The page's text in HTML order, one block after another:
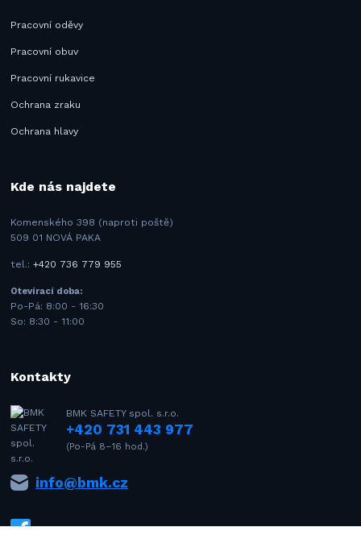
Pracovní oděvy
Pracovní obuv
Pracovní rukavice
Ochrana zraku
Ochrana hlavy
Kde nás najdete
Komenského 398 (naproti poště)
509 01 NOVÁ PAKA
tel.:+420 736 779 955
Otevírací doba:
Po-Pá: 8:00 - 16:30
So: 8:30 - 11:00
Kontakty
BMK SAFETY spol. s.r.o.
+420 731 443 977
(Po-Pá 8–16 hod.)
info@bmk.cz